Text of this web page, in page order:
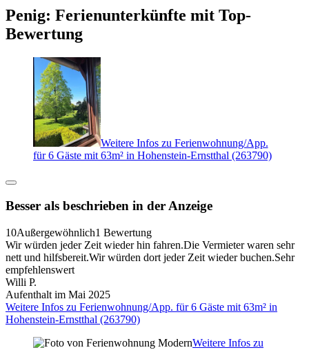
Penig: Ferienunterkünfte mit Top-
Bewertung
Weitere Infos zu Ferienwohnung/App.
für 6 Gäste mit 63m² in Hohenstein-Ernstthal (263790)
Besser als beschrieben in der Anzeige
10Außergewöhnlich1 Bewertung
Wir würden jeder Zeit wieder hin fahren.Die Vermieter waren sehr
nett und hilfsbereit.Wir würden dort jeder Zeit wieder buchen.Sehr
empfehlenswert
Willi P.
Aufenthalt im Mai 2025
Weitere Infos zu Ferienwohnung/App. für 6 Gäste mit 63m² in
Hohenstein-Ernstthal (263790)
Weitere Infos zu